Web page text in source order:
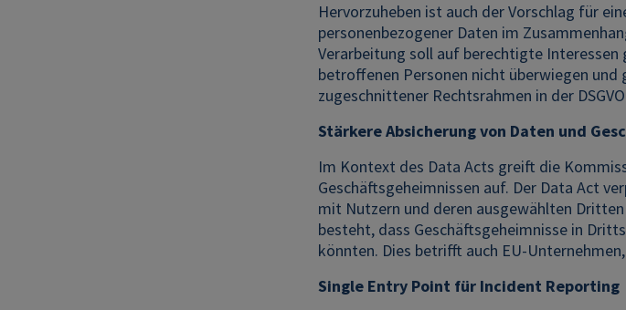
Hervorzuheben ist auch der Vorschlag für
personenbezogener Daten im
Verarbeitung soll auf berechtigte
betroffenen Personen nicht überwiegen
zugeschnittener Rechtsrahmen in der
Stärkere Absicherung von Daten und
Im Kontext des Data Acts greift die
Geschäftsgeheimnissen auf. Der Data Act
mit Nutzern und deren ausgewählten
besteht, dass Geschäftsgeheimnisse in
könnten. Dies betrifft auch EU-
Single Entry Point für Incident Reporting